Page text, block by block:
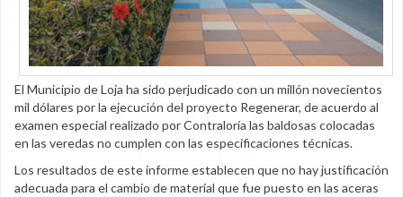
El Municipio de Loja ha sido perjudicado con un millón novecientos
mil dólares por la ejecución del proyecto Regenerar, de acuerdo al
examen especial realizado por Contraloría las baldosas colocadas
en las veredas no cumplen con las especificaciones técnicas.
Los resultados de este informe establecen que no hay justificación
adecuada para el cambio de material que fue puesto en las aceras